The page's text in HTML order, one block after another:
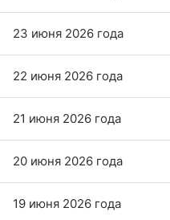
23 июня 2026 года
22 июня 2026 года
21 июня 2026 года
20 июня 2026 года
19 июня 2026 года